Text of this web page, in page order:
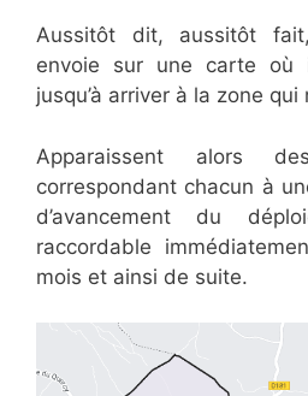
Aussitôt dit, aussitôt
envoie sur une carte
jusqu’à arriver à la zone
Apparaissent alors
correspondant chacun à
d’avancement du
raccordable
mois et ainsi de suite.